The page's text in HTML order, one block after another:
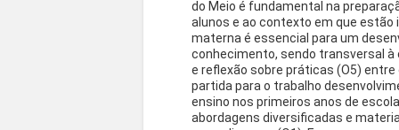
do Meio é fundamental na
alunos e ao contexto em que estão
materna é essencial para um
conhecimento, sendo transversal
e reflexão sobre práticas (O5)
partida para o trabalho
ensino nos primeiros anos de
abordagens diversificadas e